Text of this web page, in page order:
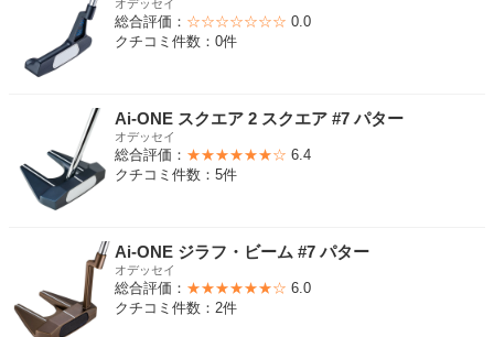
オデッセイ
総合評価： ☆☆☆☆☆☆☆ 0.0
クチコミ件数：0件
Ai-ONE スクエア 2 スクエア #7 パター
オデッセイ
総合評価： ★★★★★★☆ 6.4
クチコミ件数：5件
Ai-ONE ジラフ・ビーム #7 パター
オデッセイ
総合評価： ★★★★★★☆ 6.0
クチコミ件数：2件